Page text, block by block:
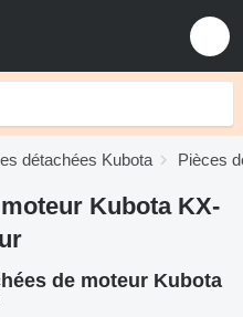
détachées Kubota Pièces
Kubota KX-
de moteur Kubota